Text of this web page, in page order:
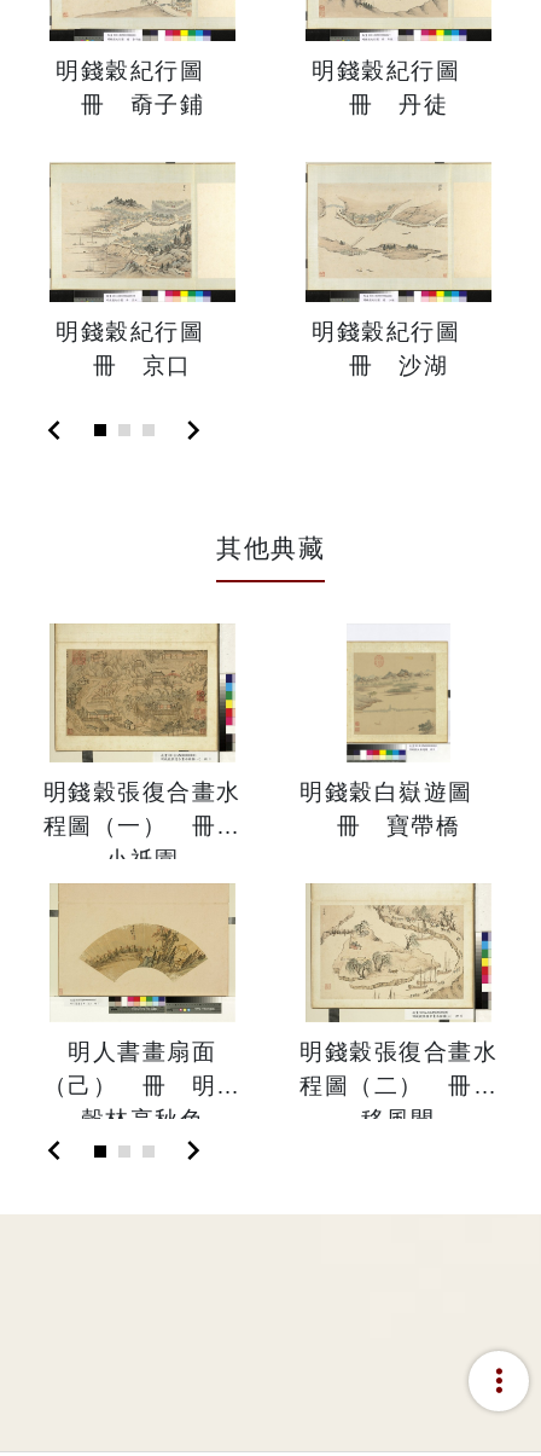
明錢穀紀行圖
冊 奣子鋪
明錢穀紀行圖
冊 丹徒
明錢穀紀行圖
冊 京口
明錢穀紀行圖
冊 沙湖
chevron_left chevron_right
其他典藏
明錢穀張復合畫水
程圖（一） 冊
小祇園
明錢穀白嶽遊圖
冊 寶帶橋
明人書畫扇面
（己） 冊 明錢
穀林亭秋色
明錢穀張復合畫水
程圖（二） 冊
移風閘
chevron_left chevron_right
more_vert